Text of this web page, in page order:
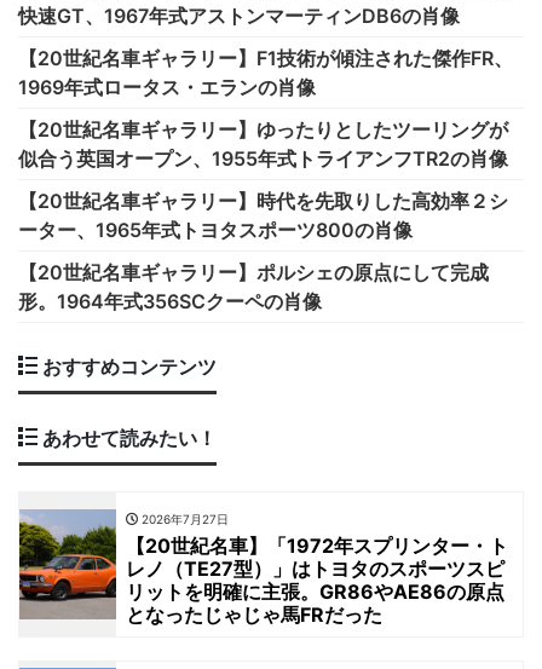
快速GT、1967年式アストンマーティンDB6の肖像
【20世紀名車ギャラリー】F1技術が傾注された傑作FR、
1969年式ロータス・エランの肖像
【20世紀名車ギャラリー】ゆったりとしたツーリングが
似合う英国オープン、1955年式トライアンフTR2の肖像
【20世紀名車ギャラリー】時代を先取りした高効率２シ
ーター、1965年式トヨタスポーツ800の肖像
【20世紀名車ギャラリー】ポルシェの原点にして完成
形。1964年式356SCクーペの肖像
おすすめコンテンツ
あわせて読みたい！
2026年7月27日
【20世紀名車】「1972年スプリンター・ト
レノ（TE27型）」はトヨタのスポーツスピ
リットを明確に主張。GR86やAE86の原点
となったじゃじゃ馬FRだった